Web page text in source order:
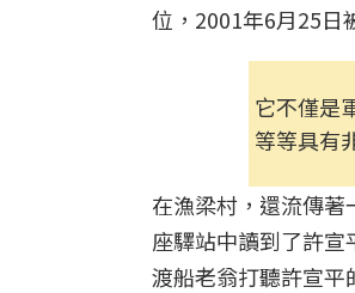
位，2001年6月25日
它不僅是
等等具有
在漁梁村，還流傳
座驛站中讀到了許
渡船老翁打聽許宣